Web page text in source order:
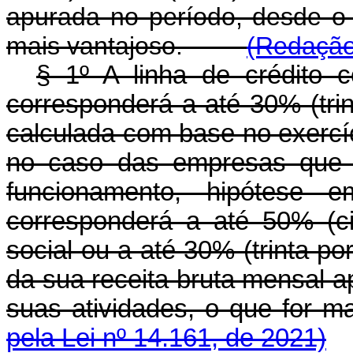
apurada no período, desde
mais vantajoso.
§ 1º A linha de crédito
corresponderá a até 30%
calculada com base no
no caso das empresas
funcionamento, hipótese
corresponderá a até 50%
social ou a até 30% (trinta
da sua receita bruta mensal
suas atividades, o que
pela Lei nº 14.161, de 2021)